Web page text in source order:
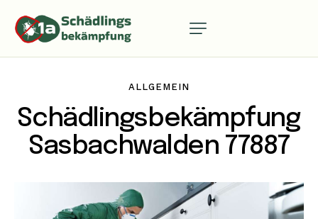
ALLGEMEIN
Schädlingsbekämpfung
Sasbachwalden 77887